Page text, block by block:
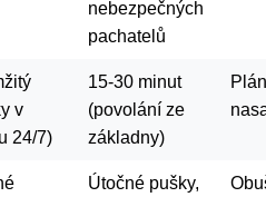
nebezpečných
pachatelů
v
24/7)
15-30 minut
(povolání ze
základny)
Útočné pušky,